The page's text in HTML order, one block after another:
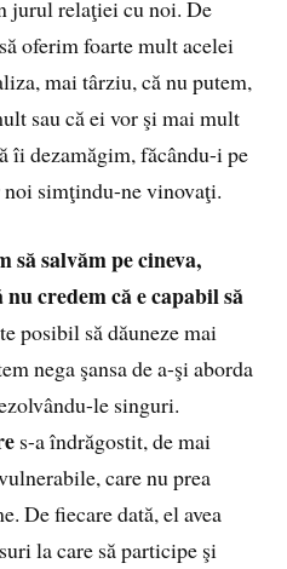
jurul relaţiei cu noi. De
oferim foarte mult acelei
mai târziu, că nu putem,
sau că ei vor şi mai mult
îi dezamăgim, făcându-i pe
noi simţindu-ne vinovaţi.
săsalvăm pe cineva,
nu credem căe capabil să
posibil să dăuneze mai
nega şansa de a-şi aborda
le singuri.
s-a îndrăgostit, de mai
care nu prea
De fiecare dată, el avea
la care să participe şi